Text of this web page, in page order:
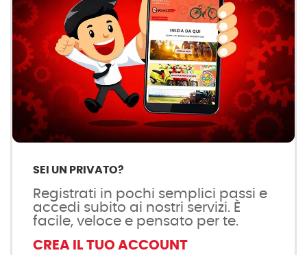
SEI UN PRIVATO?
Registrati in pochi semplici passi e
accedi subito ai nostri servizi. È
facile, veloce e pensato per te.
CREA IL TUO ACCOUNT